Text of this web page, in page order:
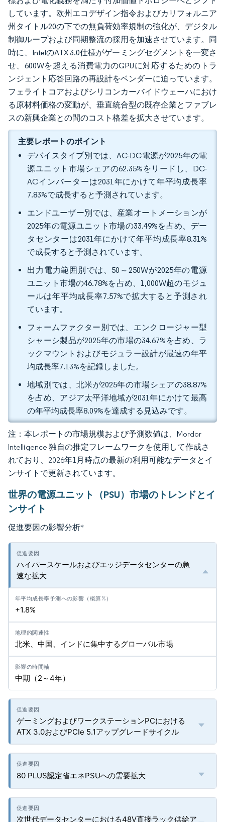
しています。欧州エコデザイン指令およびカリフォルニア
州タイトル20の下での無負荷効率規制の強化が、デジタル
制御ループおよび同期整流の採用を加速させています。同
時に、IntelのATX 3.0仕様がゲーミングセグメントを一変さ
せ、600Wを超える消費電力のGPUに対応するためのトラ
ンジェント応答回路の再設計をベンダーに迫っています。
フェライトコアおよびシリコンカーバイドウェーハにおけ
る原材料価格の変動が、垂直統合型の既存企業とファブレ
スの新興企業との間のコスト格差を拡大させています。
主要レポートのポイント
デバイスタイプ別では、AC-DC電源が2025年の電
源ユニット市場シェアの62.35%をリードし、DC-
ACインバーターは2031年にかけて年平均成長率
7.83%で成長すると予測されています。
エンドユーザー別では、産業オートメーションが
2025年の電源ユニット市場の33.49%を占め、デー
タセンターは2031年にかけて年平均成長率8.31%
で成長すると予測されています。
出力電力範囲別では、50～250Wが2025年の電源
ユニット市場の46.78%を占め、1,000W超のモジュ
ールは年平均成長率7.57%で拡大すると予測され
ています。
フォームファクター別では、エンクロージャー型
シャーシ製品が2025年の市場の34.67%を占め、ラ
ックマウントおよびモジュラー設計が最速の年平
均成長率7.13%を記録しました。
地域別では、北米が2025年の市場シェアの38.87%
を占め、アジア太平洋地域が2031年にかけて最高
の年平均成長率8.09%を達成する見込みです。
注：本レポートの市場規模および予測数値は、Mordor
Intelligence 独自の推定フレームワークを使用して作成さ
れており、2026年1月時点の最新の利用可能なデータとイ
ンサイトで更新されています。
世界の電源ユニット（PSU）市場のトレンドとイ
ンサイト
促進要因の影響分析*
ハイパースケールおよびエッジデータセンターの急
速な拡大
+1.8%
北米、中国、インドに集中するグローバル市場
中期（2～4年）
ゲーミングおよびワークステーションPCにおける
ATX 3.0およびPCIe 5.1アップグレードサイクル
80 PLUS認定省エネPSUへの需要拡大
次世代データセンターにおける48V直接ラック供給ア